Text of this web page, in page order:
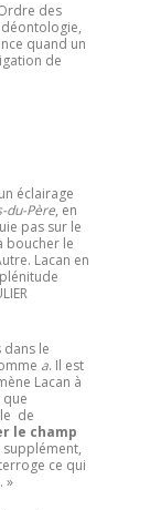
des
quand un
de
éclairage
du-Père, en
pas sur le
boucher le
Lacan en
dans le
a. Il est
Lacan à
de
le champ
supplément,
ce qui
. »